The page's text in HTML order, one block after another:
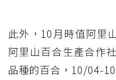
此外，10月時值阿里
阿里山百合生產合作
品種的百合，10/04-